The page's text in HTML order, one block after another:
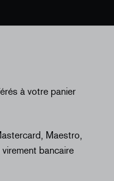
à votre panier
Maestro,
bancaire